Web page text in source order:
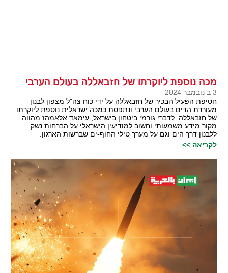
מכה נוספת ליוקרתו של חזבאללה בעולם הערבי
3 ב נובמבר 2024
חטיפת הפעיל הבכיר של חזבאללה על ידי כוח צה"ל מצפון לבנון
מעוררת הדים בעולם הערבי ונתפסת כמכה ישראלית נוספת ליוקרתו
של חזבאללה. לדברי גורמי ביטחון בישראל, עימאד אלאמהז מהווה
מקור מידע משמעותי וחשוב למודיעין הישראלי על הברחות נשק
ללבנון דרך הים וגם על מערך טילי החוף-ים שברשות הארגון.
לקריאה >>